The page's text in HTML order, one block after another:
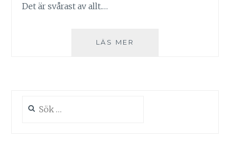
Det är svårast av allt.…
LÄS MER
efter: